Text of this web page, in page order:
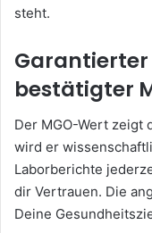
steht.
bestätigter
Der MGO-Wert zeigt
wird er
Laborberichte
dir Vertrauen. Die
Deine